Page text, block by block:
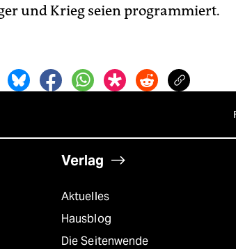
und Krieg seien programmiert.
Verlag
Aktuelles
Hausblog
Die Seitenwende